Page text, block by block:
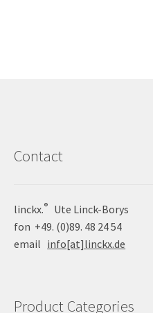
Contact
linckx.®
Ute Linck-Borys
fon +49. (0)89. 48 24 54
email info[at]linckx.de
Product Categories